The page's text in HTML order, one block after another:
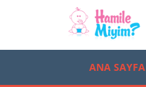
ANA SAYFA